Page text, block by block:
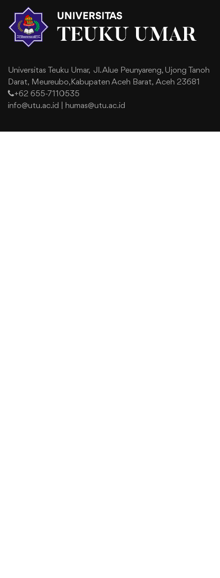
Universitas Teuku Umar, Jl. Alue Peunyareng, Ujong Tanoh
Darat, Meureubo,Kabupaten Aceh Barat, Aceh 23681
+62 655-7110535
info@utu.ac.id
humas@utu.ac.id